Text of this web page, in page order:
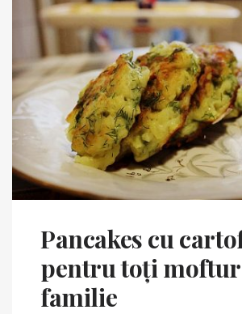
Pancakes cu
pentru toți
familie